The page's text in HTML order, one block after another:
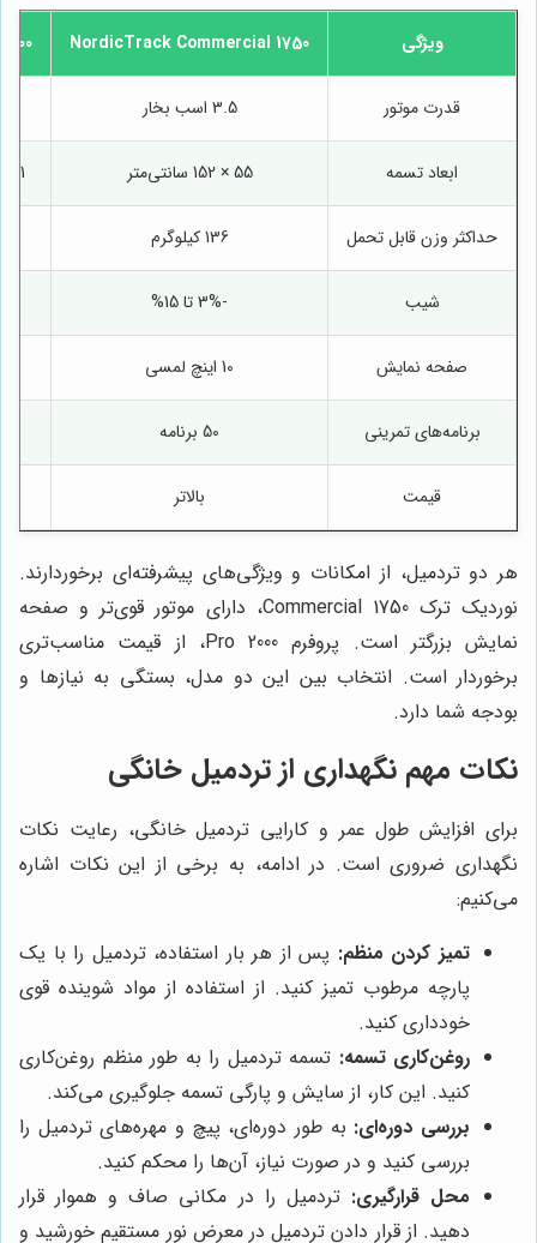
ویژگی NordicTrack Commercial 1750
قدرت موتور 3.5 اسب بخار
ابعاد تسمه 55 × 152 سانتی‌متر 51 × 152 سانتی‌متر
حداکثر وزن قابل تحمل 136 کیلوگرم
شیب -3% تا 15%
صفحه نمایش 10 اینچ لمسی
برنامه‌های تمرینی 50 برنامه
قیمت بالاتر
هر دو تردمیل، از امکانات و ویژگی‌های پیشرفته‌ای برخوردارند.
نوردیک ترک Commercial 1750، دارای موتور قوی‌تر و صفحه
نمایش بزرگتر است. پروفرم Pro 2000، از قیمت مناسب‌تری
برخوردار است. انتخاب بین این دو مدل، بستگی به نیازها و
بودجه شما دارد.
نکات مهم نگهداری از تردمیل خانگی
برای افزایش طول عمر و کارایی تردمیل خانگی، رعایت نکات
نگهداری ضروری است. در ادامه، به برخی از این نکات اشاره
می‌کنیم:
تمیز کردن منظم: پس از هر بار استفاده، تردمیل را با یک
پارچه مرطوب تمیز کنید. از استفاده از مواد شوینده قوی
خودداری کنید.
روغن‌کاری تسمه: تسمه تردمیل را به طور منظم روغن‌کاری
کنید. این کار، از سایش و پارگی تسمه جلوگیری می‌کند.
بررسی دوره‌ای: به طور دوره‌ای، پیچ و مهره‌های تردمیل را
بررسی کنید و در صورت نیاز، آن‌ها را محکم کنید.
محل قرارگیری: تردمیل را در مکانی صاف و هموار قرار
دهید. از قرار دادن تردمیل در معرض نور مستقیم خورشید و